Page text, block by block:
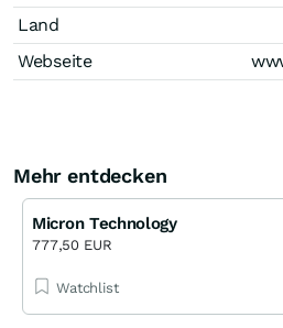
Land
Webseite
Mehr entdecken
Micron Technology
777,50 EUR
Watchlist